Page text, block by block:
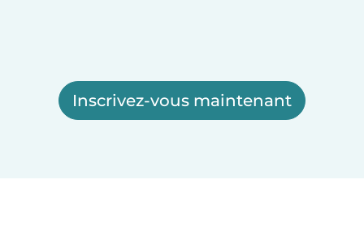
Inscrivez-vous maintenant